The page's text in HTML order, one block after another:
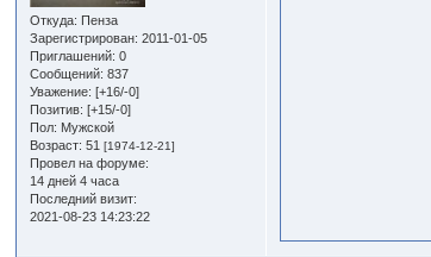
Откуда: Пенза
Зарегистрирован: 2011-01-05
Приглашений: 0
Сообщений: 837
Уважение: [+16/-0]
Позитив: [+15/-0]
Пол: Мужской
Возраст: 51[1974-12-21]
Провел на форуме:
14 дней 4 часа
Последний визит:
2021-08-23 14:23:22